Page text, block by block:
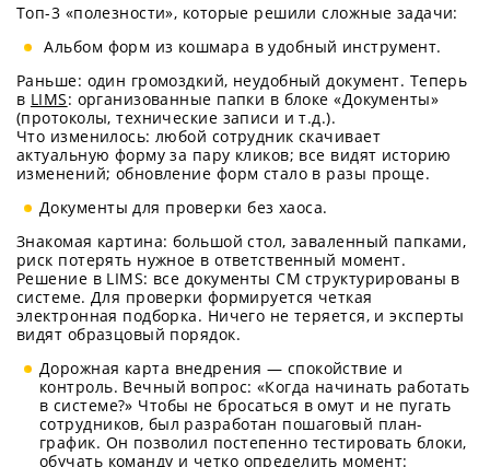
Топ-3 «полезности», которые решили сложные задачи:
Альбом форм из кошмара в удобный инструмент.
Раньше: один громоздкий, неудобный документ. Теперь
в LIMS: организованные папки в блоке «Документы»
(протоколы, технические записи и т.д.).
Что изменилось: любой сотрудник скачивает
актуальную форму за пару кликов; все видят историю
изменений; обновление форм стало в разы проще.
Документы для проверки без хаоса.
Знакомая картина: большой стол, заваленный папками,
риск потерять нужное в ответственный момент.
Решение в LIMS: все документы СМ структурированы в
системе. Для проверки формируется четкая
электронная подборка. Ничего не теряется, и эксперты
видят образцовый порядок.
Дорожная карта внедрения — спокойствие и
контроль. Вечный вопрос: «Когда начинать работать
в системе?» Чтобы не бросаться в омут и не пугать
сотрудников, был разработан пошаговый план-
график. Он позволил постепенно тестировать блоки,
обучать команду и четко определить момент: